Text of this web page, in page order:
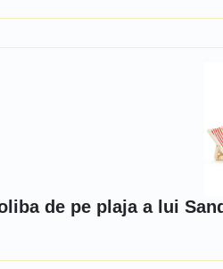
de pe plaja a lui